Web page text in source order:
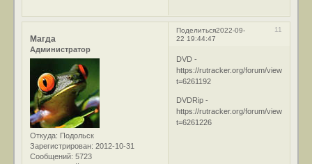
Поделиться 11
2022-09-
22 19:44:47
Магда
Администратор
Откуда: Подольск
Зарегистрирован: 2012-10-31
Сообщений: 5723
DVD -
https://rutracker.org/forum/
t=6261192
DVDRip -
https://rutracker.org/forum/
t=6261226